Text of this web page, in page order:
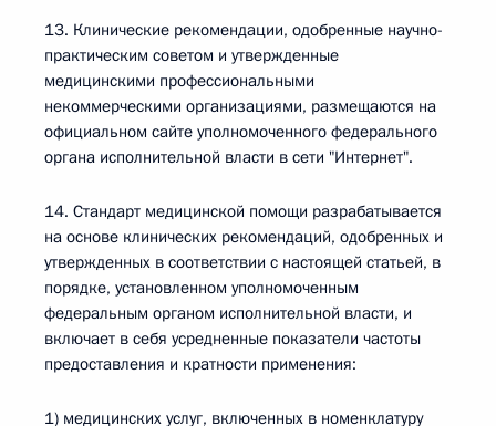
13. Клинические рекомендации, одобренные научно-
практическим советом и утвержденные
медицинскими профессиональными
некоммерческими организациями, размещаются на
официальном сайте уполномоченного федерального
органа исполнительной власти в сети "Интернет".
14. Стандарт медицинской помощи разрабатывается
на основе клинических рекомендаций, одобренных и
утвержденных в соответствии с настоящей статьей, в
порядке, установленном уполномоченным
федеральным органом исполнительной власти, и
включает в себя усредненные показатели частоты
предоставления и кратности применения:
1) медицинских услуг, включенных в номенклатуру